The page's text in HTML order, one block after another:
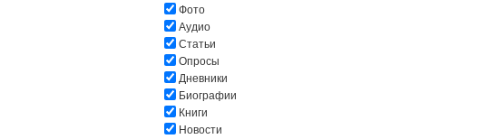
Фото
Аудио
Статьи
Опросы
Дневники
Биографии
Книги
Новости